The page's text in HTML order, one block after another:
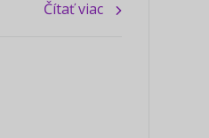
Čítať viac